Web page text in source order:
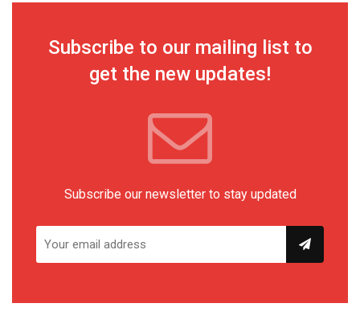
Subscribe to our mailing list to
get the new updates!
Subscribe our newsletter to stay updated